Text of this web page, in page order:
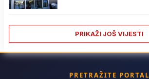
PRIKAŽI JOŠ VIJESTI
PRETRAŽITE PORTAL